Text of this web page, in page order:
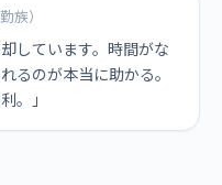
族）
しています。時間がな
るのが本当に助かる。
。」